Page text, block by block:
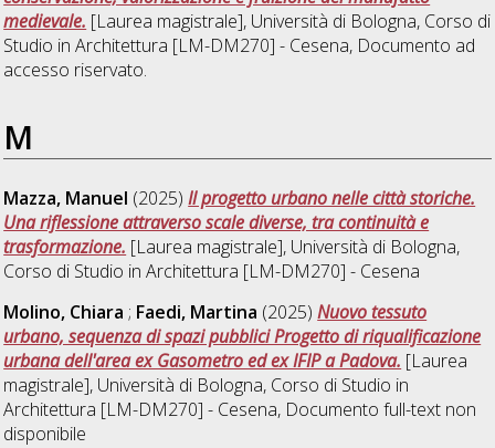
medievale. [Laurea magistrale], Università di Bologna, Corso di
Studio inArchitettura [LM-DM270] - Cesena, Documento ad
accesso riservato.
M
Mazza, Manuel (2025)Il progetto urbano nelle città storiche.
Una riflessione attraverso scale diverse, tra continuità e
trasformazione. [Laurea magistrale], Università di Bologna,
Corso di Studio inArchitettura [LM-DM270] - Cesena
Molino, Chiara ; Faedi, Martina (2025)Nuovo tessuto
urbano, sequenza di spazi pubblici Progetto di riqualificazione
urbana dell'area ex Gasometro ed ex IFIP a Padova. [Laurea
magistrale], Università di Bologna, Corso di Studio in
Architettura [LM-DM270] - Cesena, Documento full-text non
disponibile